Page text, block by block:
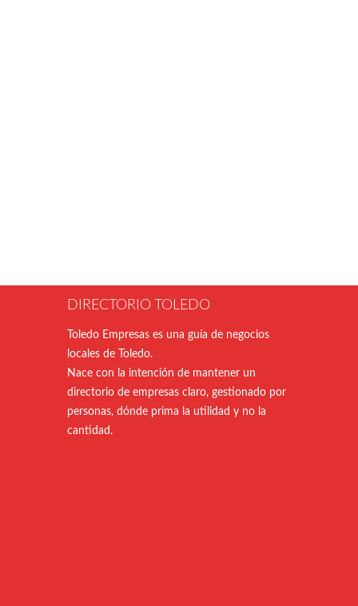
DIRECTORIO TOLEDO
Toledo Empresas es una guía de negocios
locales de Toledo.
Nace con la intención de mantener un
directorio de empresas claro, gestionado por
personas, dónde prima la utilidad y no la
cantidad.